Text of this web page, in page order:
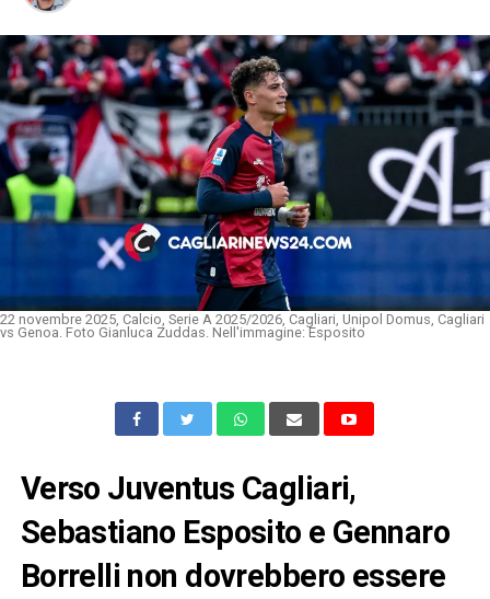
22 novembre 2025, Calcio, Serie A 2025/2026, Cagliari, Unipol Domus, Cagliari
vs Genoa. Foto Gianluca Zuddas. Nell'immagine: Esposito
Verso Juventus Cagliari,
Sebastiano Esposito e Gennaro
Borrelli non dovrebbero essere